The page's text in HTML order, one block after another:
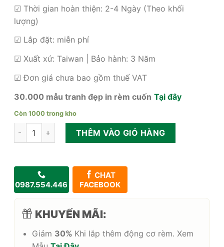
☑ Thời gian hoàn thiện: 2-4 Ngày (Theo khối
lượng)
☑ Lắp đặt: miễn phí
☑ Xuất xứ: Taiwan | Bảo hành: 3 Năm
☑ Đơn giá chưa bao gồm thuế VAT
30.000 mẫu tranh đẹp in rèm cuốn Tại đây
Còn 1000 trong kho
Mẫu rèm sáo cuốn lưới cao cấp hiện đại số lượng
THÊM VÀO GIỎ HÀNG
0987.554.446
CHAT
FACEBOOK
KHUYẾN MÃI:
Giảm 30% Khi lắp thêm động cơ rèm. Xem